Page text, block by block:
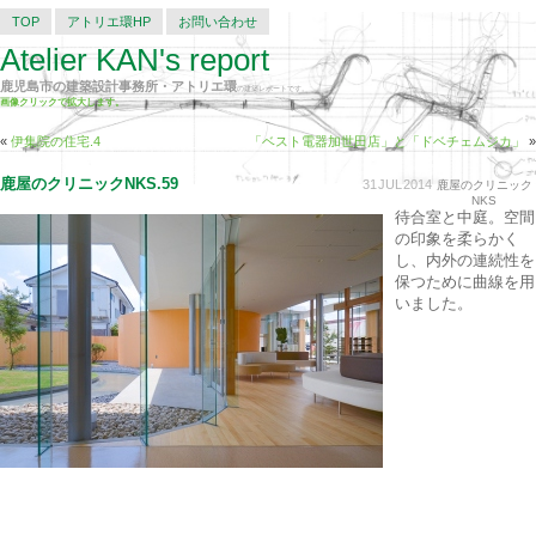
TOP アトリエ環HP お問い合わせ
Atelier KAN's report
鹿児島市の建築設計事務所・アトリエ環の建築レポートです。
画像クリックで拡大します。
« 伊集院の住宅.4 「ベスト電器加世田店」と「ドベチェムジカ」 »
31 JUL 2014 鹿屋のクリニック
NKS
鹿屋のクリニックNKS.59
待合室と中庭。空間
の印象を柔らかく
し、内外の連続性を
保つために曲線を用
いました。